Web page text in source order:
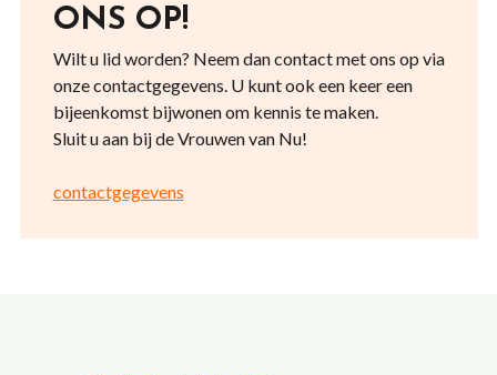
ONS OP!
Wilt u lid worden? Neem dan contact met ons op via
onze contactgegevens. U kunt ook een keer een
bijeenkomst bijwonen om kennis te maken.
Sluit u aan bij de Vrouwen van Nu!
contactgegevens